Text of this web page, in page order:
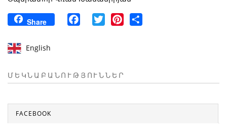
Share FacebookTwitter Pinterest
English
ՄԵԿՆԱԲԱՆՈՒԹՅՈՒՆՆԵՐ
FACEBOOK